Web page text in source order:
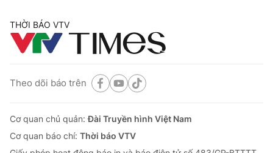
THỜI BÁO VTV
Theo dõi báo trên
Cơ quan chủ quản:Đài Truyền hình Việt Nam
Cơ quan báo chí: Thời báo VTV